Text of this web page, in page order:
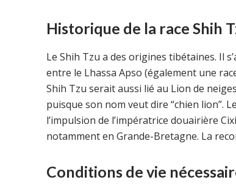
Historique de la race Shih
Le Shih Tzu a des origines tibétaines. Il
entre le Lhassa Apso (également une
Shih Tzu serait aussi lié au Lion de
puisque son nom veut dire “chien lion”.
l’impulsion de l’impératrice douairière
notamment en Grande-Bretagne. La
Conditions de vie